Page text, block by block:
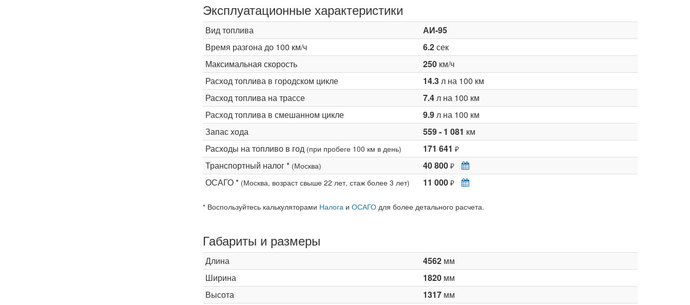
Эксплуатационные характеристики
Вид топлива
АИ-95
Время разгона до 100 км/ч
6.2сек
Максимальная скорость
250км/ч
Расход топлива в городском цикле
14.3л на 100 км
Расход топлива на трассе
7.4л на 100 км
Расход топлива в смешанном цикле
9.9л на 100 км
Запас хода
559 - 1 081 км
Расходы на топливо в год (при пробеге 100 км в день) 171 641 ₽
Транспортный налог * (Москва) 40 800 ₽
ОСАГО * (Москва, возраст свыше 22 лет, стаж более 3 лет) 11 000 ₽
* Воспользуйтесь калькуляторами Налогаи ОСАГОдля более детального расчета.
Габариты и размеры
Длина 4562мм
Ширина
1820мм
Высота
1317мм